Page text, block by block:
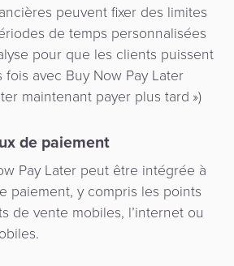
peuvent fixer des limites
de temps personnalisées
pour que les clients puissent
avec Buy Now Pay Later
maintenant payer plus tard »)
de paiement
Pay Later peut être intégrée à
paiement, y compris les points
de vente mobiles, l’internet ou